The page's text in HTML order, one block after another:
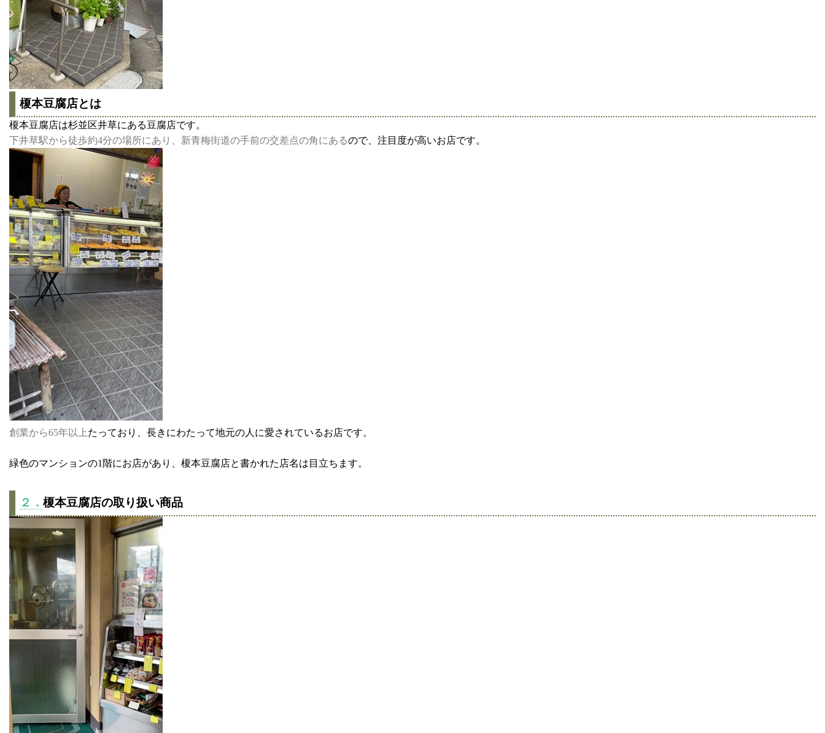
榎本豆腐店とは
榎本豆腐店は杉並区井草にある豆腐店です。
下井草駅から徒歩約4分の場所にあり、新青梅街道の手前の交差点の角にあるので、注目度が高いお店です。
創業から65年以上たっており、長きにわたって地元の人に愛されているお店です。
緑色のマンションの1階にお店があり、榎本豆腐店と書かれた店名は目立ちます。
２． 榎本豆腐店の取り扱い商品